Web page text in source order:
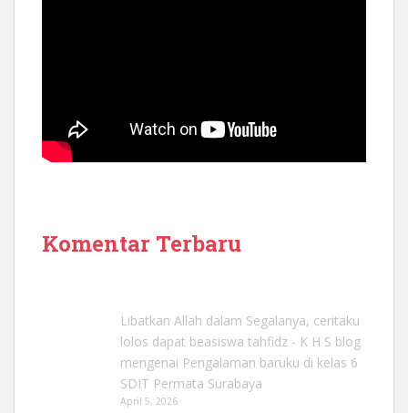
Komentar Terbaru
Libatkan Allah dalam Segalanya, ceritaku
lolos dapat beasiswa tahfidz - K H S blog
mengenai Pengalaman baruku di kelas 6
SDIT Permata Surabaya
April 5, 2026